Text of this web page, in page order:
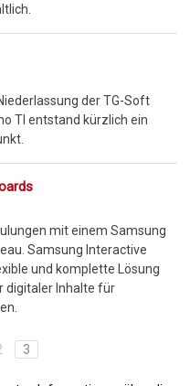
der TG-Soft
TI entstand kürzlich ein
mit einem Samsung
Samsung Interactive
und komplette Lösung
digitaler Inhalte für
3